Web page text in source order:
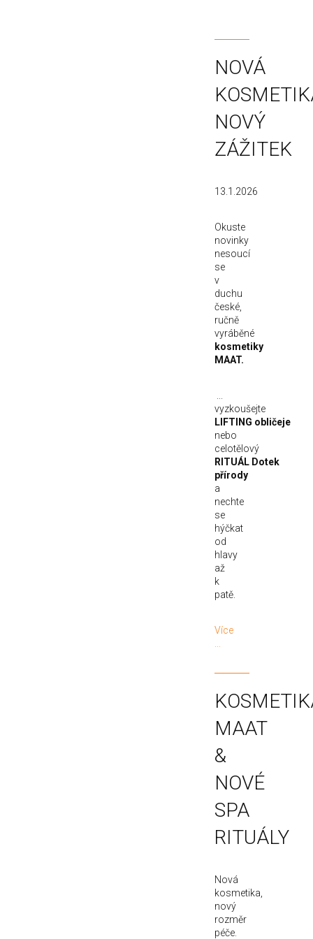
NOVÁ
NOVÝ
ZÁŽITEK
13.1.2026
Okuste
novinky
nesoucí
se
v
duchu
české,
ručně
vyráběné
kosmetiky
MAAT.
...
vyzkoušejte
LIFTING obličeje
nebo
celotělový
RITUÁL Dotek
přírody
a
nechte
se
hýčkat
od
hlavy
až
k
patě.
Více
...
MAAT
&
NOVÉ
SPA
RITUÁLY
Nová
kosmetika,
nový
rozměr
péče.